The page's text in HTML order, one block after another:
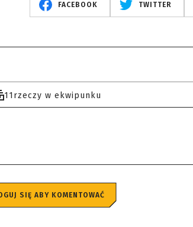
FACEBOOK TWITTER
11rzeczy w ekwipunku
SIĘ ABY KOMENTOWAĆ